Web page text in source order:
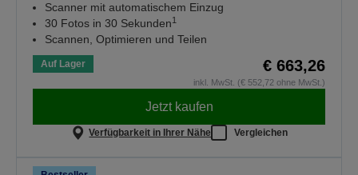
Scanner mit automatischem Einzug
30 Fotos in 30 Sekunden1
Scannen, Optimieren und Teilen
Auf Lager € 663,26
inkl. MwSt. (€ 552,72 ohne MwSt.)
Jetzt kaufen
Verfügbarkeit in Ihrer Nähe Vergleichen